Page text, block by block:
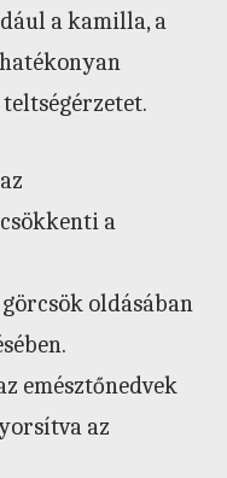
a kamilla, a
a
görcsök oldásában
emésztőnedvek
az